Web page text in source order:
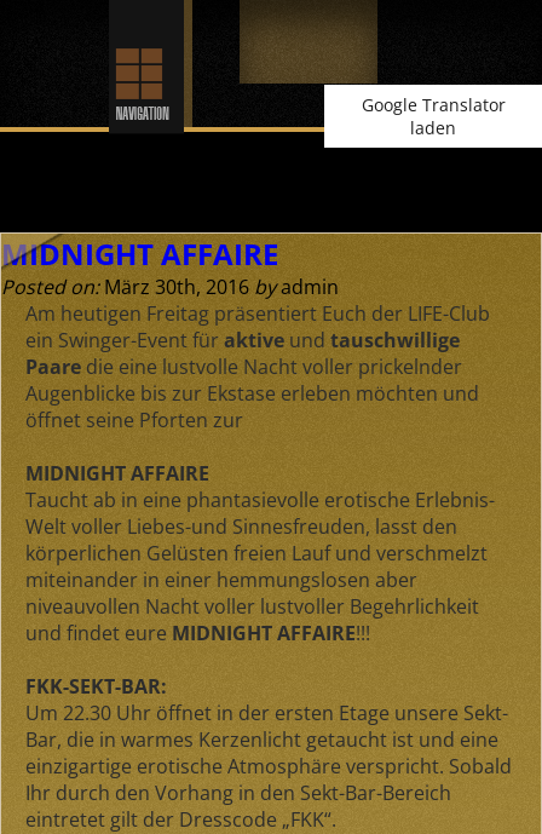
Google Translator
laden
MIDNIGHT AFFAIRE
Posted on:März 30th, 2016 byadmin
Am heutigen Freitag präsentiert Euch der LIFE-Club
ein Swinger-Event füraktive und tauschwillige
Paare die eine lustvolle Nacht voller prickelnder
Augenblicke bis zur Ekstase erleben möchten und
öffnet seine Pforten zur
MIDNIGHT AFFAIRE
Taucht ab in eine phantasievolle erotische Erlebnis-
Welt voller Liebes-und Sinnesfreuden, lasst den
körperlichen Gelüsten freien Lauf und verschmelzt
miteinander in einer hemmungslosen aber
niveauvollen Nacht voller lustvoller Begehrlichkeit
und findet eure MIDNIGHT AFFAIRE!!!
FKK-SEKT-BAR:
Um 22.30 Uhr öffnet in der ersten Etage unsere Sekt-
Bar, die in warmes Kerzenlicht getaucht ist und eine
einzigartige erotische Atmosphäre verspricht. Sobald
Ihr durch den Vorhang in den Sekt-Bar-Bereich
eintretet gilt der Dresscode „FKK“.